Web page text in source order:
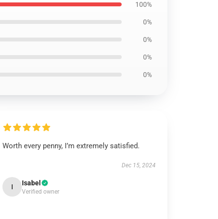
100%
0%
0%
0%
0%
Worth every penny, I’m extremely satisfied.
Dec 15, 2024
I Isabel
Verified owner